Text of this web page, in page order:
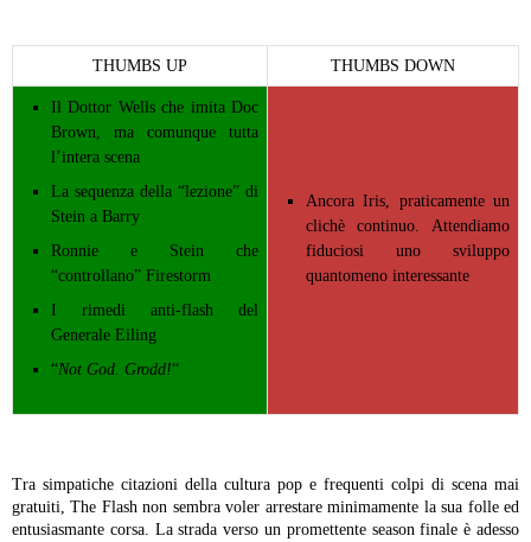
THUMBS UP THUMBS DOWN
Il Dottor Wells che imita Doc
Brown, ma comunque tutta
l’intera scena
La sequenza della “lezione” di
Stein a Barry
Ronnie e Stein che
“controllano” Firestorm
I rimedi anti-flash del
Generale Eiling
“Not God. Grodd!“
Ancora Iris, praticamente un
clichè continuo. Attendiamo
fiduciosi uno sviluppo
quantomeno interessante
Tra simpatiche citazioni della cultura pop e frequenti colpi di scena mai
gratuiti, The Flash non sembra voler arrestare minimamente la sua folle ed
entusiasmante corsa. La strada verso un promettente season finale è adesso